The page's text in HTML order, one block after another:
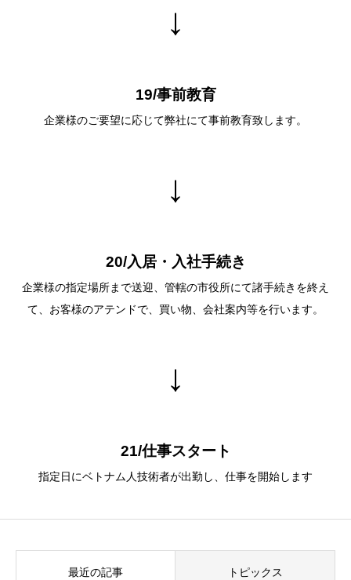
↓
19/事前教育
企業様のご要望に応じて弊社にて事前教育致します。
↓
20/⼊居・⼊社⼿続き
企業様の指定場所まで送迎、管轄の市役所にて諸⼿続きを終え
て、お客様のアテンドで、買い物、会社案内等を⾏います。
↓
21/仕事スタート
指定⽇にベトナム⼈技術者が出勤し、仕事を開始します
最近の記事 トピックス